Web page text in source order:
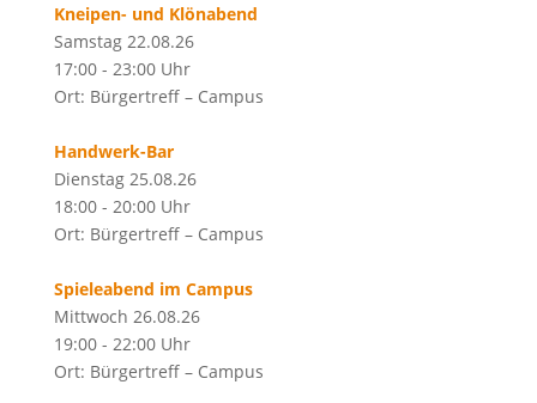
Kneipen- und Klönabend
Samstag 22.08.26
17:00 - 23:00 Uhr
Ort: Bürgertreff – Campus
Handwerk-Bar
Dienstag 25.08.26
18:00 - 20:00 Uhr
Ort: Bürgertreff – Campus
Spieleabend im Campus
Mittwoch 26.08.26
19:00 - 22:00 Uhr
Ort: Bürgertreff – Campus